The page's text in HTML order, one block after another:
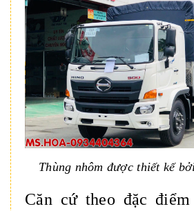
Thùng nhôm được thiết kế
Căn cứ theo đặc